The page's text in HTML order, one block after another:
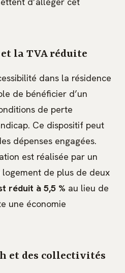
la TVA réduite
dans la résidence
de bénéficier d’un
de perte
Ce dispositif peut
dépenses engagées.
est réalisée par un
de plus de deux
réduit à 5,5 % au lieu de
une économie
et des collectivités